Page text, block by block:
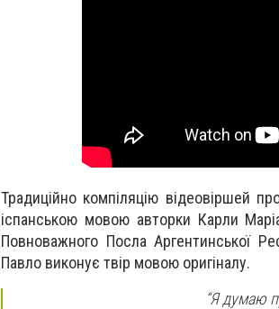
Традиційно компіляцію відеовіршей
іспанською мовою авторки Карли
Повноважного Посла Аргентинської
Павло виконує твір мовою оригіналу.
“Я думаю